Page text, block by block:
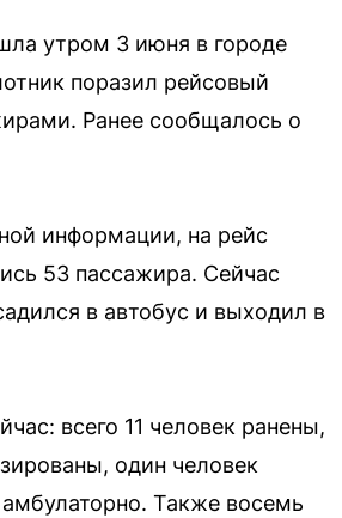
утром 3 июня в городе
поразил рейсовый
Ранее сообщалось о
информации, на рейс
53 пассажира. Сейчас
в автобус и выходил в
всего 11 человек ранены,
один человек
Также восемь